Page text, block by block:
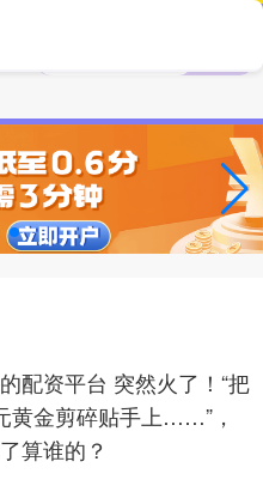
配资平台 突然火了！“把
黄金剪碎贴手上……”，
算谁的？